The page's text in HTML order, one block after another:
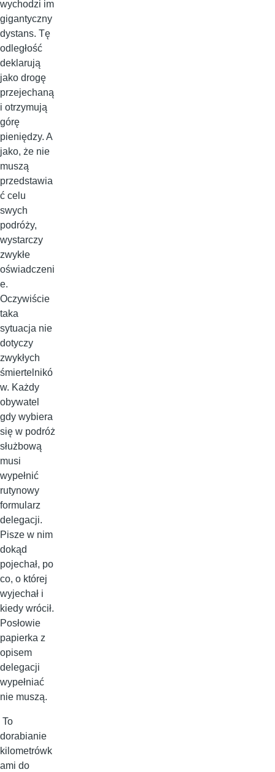
wychodzi im
gigantyczny
dystans. Tę
odległość
deklarują
jako drogę
przejechaną
i otrzymują
górę
pieniędzy. A
jako, że nie
muszą
przedstawia
ć celu
swych
podróży,
wystarczy
zwykłe
oświadczeni
e.
Oczywiście
taka
sytuacja nie
dotyczy
zwykłych
śmiertelnikó
w. Każdy
obywatel
gdy wybiera
się w podróż
służbową
musi
wypełnić
rutynowy
formularz
delegacji.
Pisze w nim
dokąd
pojechał, po
co, o której
wyjechał i
kiedy wrócił.
Posłowie
papierka z
opisem
delegacji
wypełniać
nie muszą.
To
dorabianie
kilometrówk
ami do